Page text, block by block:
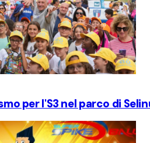
per l'S3 nel parco di